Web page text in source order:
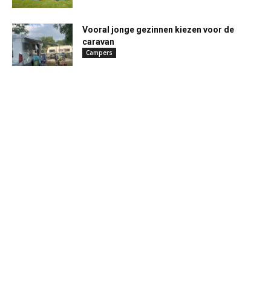
Vooral jonge gezinnen kiezen voor de
caravan
Campers